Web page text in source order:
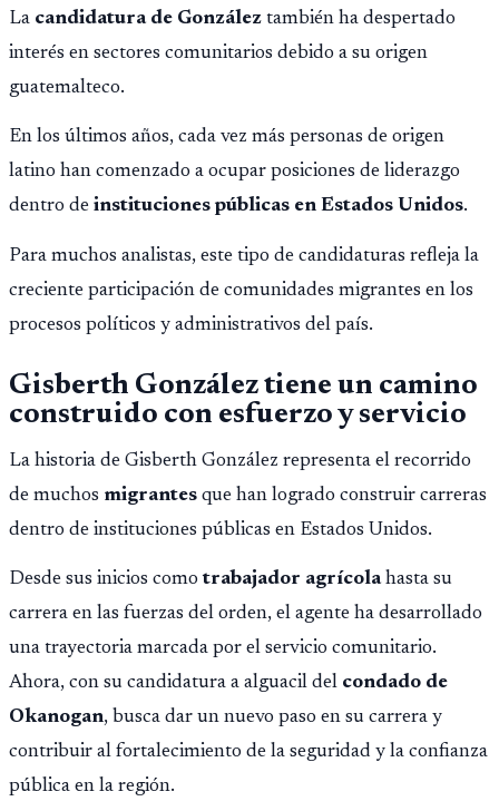
La candidatura de González también ha despertado
interés en sectores comunitarios debido a su origen
guatemalteco.
En los últimos años, cada vez más personas de origen
latino han comenzado a ocupar posiciones de liderazgo
dentro de instituciones públicas en Estados Unidos.
Para muchos analistas, este tipo de candidaturas refleja la
creciente participación de comunidades migrantes en los
procesos políticos y administrativos del país.
Gisberth González tiene un camino
construido con esfuerzo y servicio
La historia de Gisberth González representa el recorrido
de muchos migrantes que han logrado construir carreras
dentro de instituciones públicas en Estados Unidos.
Desde sus inicios comotrabajador agrícolahasta su
carrera en las fuerzas del orden, el agente ha desarrollado
una trayectoria marcada por el servicio comunitario.
Ahora, con su candidatura a alguacil del condado de
Okanogan, busca dar un nuevo paso en su carrera y
contribuir al fortalecimiento de la seguridad y la confianza
pública en la región.